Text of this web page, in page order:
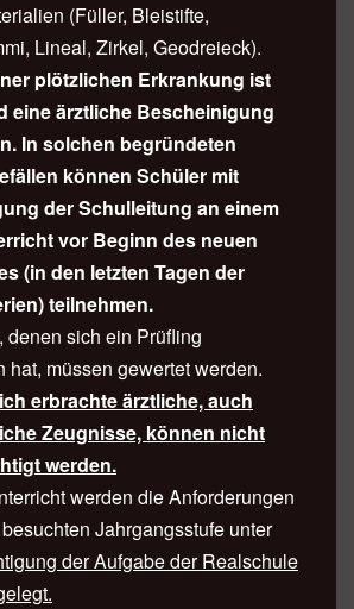
(Füller, Bleistifte,
Lineal, Zirkel, Geodreieck).
plötzlichen Erkrankung ist
eine ärztliche Bescheinigung
In solchen begründeten
können Schüler mit
der Schulleitung an einem
vor Beginn des neuen
(in den letzten Tagen der
teilnehmen.
denen sich ein Prüfling
hat, müssen gewertet werden.
erbrachte ärztliche, auch
Zeugnisse, können nicht
werden.
werden die Anforderungen
Jahrgangsstufe unter
der Aufgabe der Realschule